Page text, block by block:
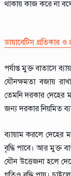
থাকায় কাজ করে না
ডায়াবেটিস প্রতিকার
পর্যাপ্ত মুক্ত বাতাসে
যৌনক্ষমতা বজায়
তেমনি দরকার দেহের
জন্য দরকার নিয়মিত
ব্যায়াম করলে
বৃদ্ধি পাবে। আর মুক্ত
যৌন উত্তেজনা হলে